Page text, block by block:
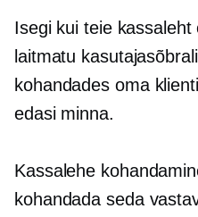
Isegi kui teie kassaleht
laitmatu
kohandades oma
edasi minna.
Kassalehe
kohandada seda